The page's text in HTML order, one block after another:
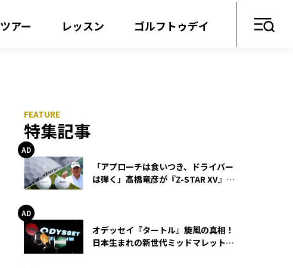
ツアー レッスン ゴルフトゥデイ
特集記事
「アプローチは食いつき、ドライバー
は弾く」髙橋竜彦が『Z-STAR XV』を
オデッセイ『タートル』旋風の真相！
日本生まれの新世代ミッドマレットが